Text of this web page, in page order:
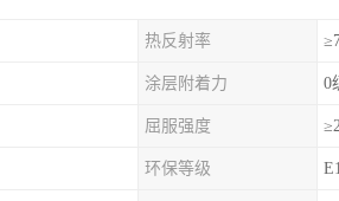
热反射率
涂层附着力 0
屈服强度
环保等级